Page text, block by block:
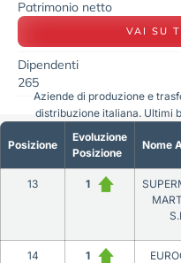
Patrimonio netto
VAI SU
Dipendenti
265
Posizione
Evoluzione
Posizione
Nome
13 1
14 1
Aziende di produzione e
distribuzione italiana. Ultimi